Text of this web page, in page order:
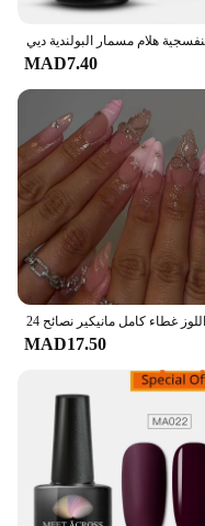
MAD7.40
MAD17.50